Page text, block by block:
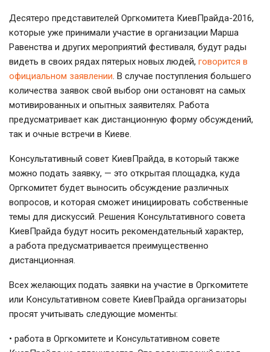
Десятеро представителей Оргкомитета КиевПрайда-2016,
которые уже принимали участие в организации Марша
Равенства и других мероприятий фестиваля, будут рады
видеть в своих рядах пятерых новых людей, говорится в
официальном заявлении. В случае поступления большего
количества заявок свой выбор они остановят на самых
мотивированных и опытных заявителях. Работа
предусматривает как дистанционную форму обсуждений,
так и очные встречи в Киеве.
Консультативный совет КиевПрайда, в который также
можно подать заявку, — это открытая площадка, куда
Оргкомитет будет выносить обсуждение различных
вопросов, и которая сможет инициировать собственные
темы для дискуссий. Решения Консультативного совета
КиевПрайда будут носить рекомендательный характер,
а работа предусматривается преимущественно
дистанционная.
Всех желающих подать заявки на участие в Оргкомитете
или Консультативном совете КиевПрайда организаторы
просят учитывать следующие моменты:
• работа в Оргкомитете и Консультативном совете